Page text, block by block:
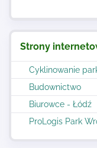
Strony
Cyklinowanie
Budownictwo
Biurowce - Łódź
ProLogis Park